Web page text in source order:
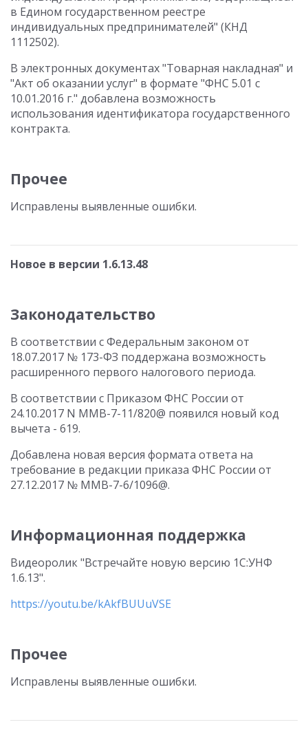
в Едином государственном реестре
индивидуальных предпринимателей" (КНД
1112502).
В электронных документах "Товарная накладная" и
"Акт об оказании услуг" в формате "ФНС 5.01 с
10.01.2016 г." добавлена возможность
использования идентификатора государственного
контракта.
Прочее
Исправлены выявленные ошибки.
Новое в версии 1.6.13.48
Законодательство
В соответствии с Федеральным законом от
18.07.2017 № 173-ФЗ поддержана возможность
расширенного первого налогового периода.
В соответствии с Приказом ФНС России от
24.10.2017 N ММВ-7-11/820@ появился новый код
вычета - 619.
Добавлена новая версия формата ответа на
требование в редакции приказа ФНС России от
27.12.2017 № ММВ-7-6/1096@.
Информационная поддержка
Видеоролик "Встречайте новую версию 1С:УНФ
1.6.13".
https://youtu.be/kAkfBUUuVSE
Прочее
Исправлены выявленные ошибки.